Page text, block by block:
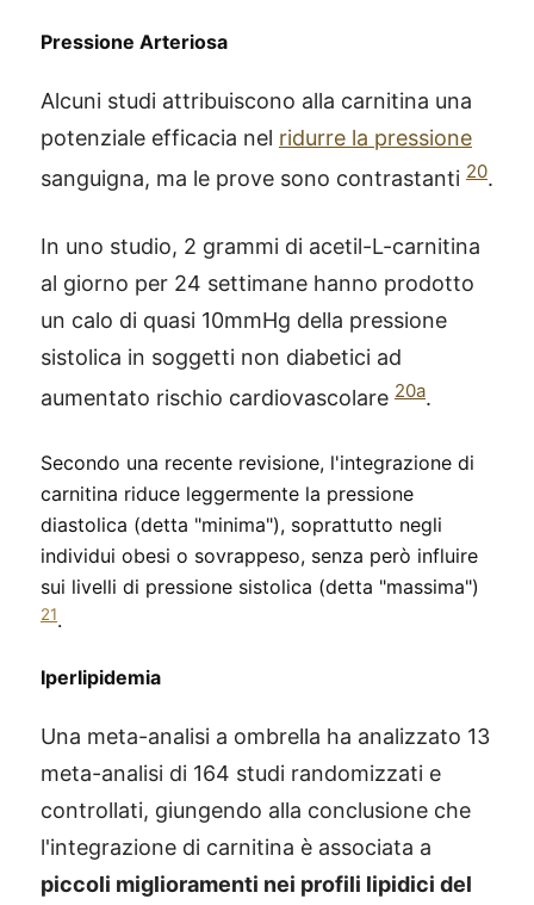
Pressione Arteriosa
Alcuni studi attribuiscono alla carnitina una
potenziale efficacia nel ridurre la pressione
sanguigna, ma le prove sono contrastanti 20.
In uno studio, 2 grammi di acetil-L-carnitina
al giorno per 24 settimane hanno prodotto
un calo di quasi 10mmHg della pressione
sistolica in soggetti non diabetici ad
aumentato rischio cardiovascolare 20a.
Secondo una recente revisione, l'integrazione di
carnitina riduce leggermente la pressione
diastolica (detta "minima"), soprattutto negli
individui obesi o sovrappeso, senza però influire
sui livelli di pressione sistolica (detta "massima")
21.
Iperlipidemia
Una meta-analisi a ombrella ha analizzato 13
meta-analisi di 164 studi randomizzati e
controllati, giungendo alla conclusione che
l'integrazione di carnitina è associata a
piccoli miglioramenti nei profili lipidici del